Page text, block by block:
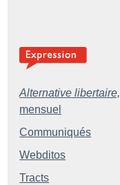
Alternative libertaire,
mensuel
Communiqués
Webditos
Tracts